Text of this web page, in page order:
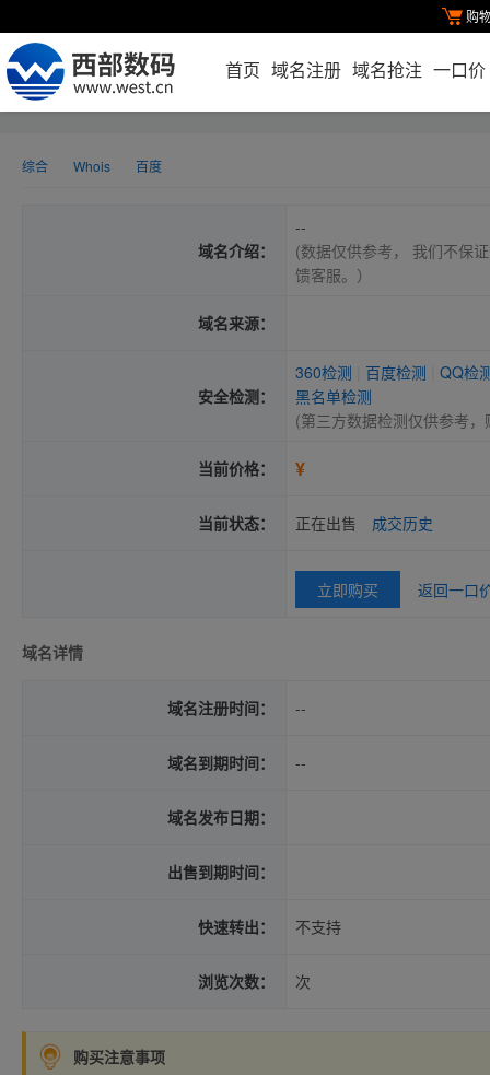
购
首页 域名注册 域名抢注 一口价
综合 Whois 百度
域名介绍：
--
(数据仅供参考， 我们不保
馈客服。）
域名来源：
安全检测：
360检测 百度检测
QQ检
黑名单检测
(第三方数据检测仅供参考
当前价格： ¥
当前状态： 正在出售 成交历史
立即购买 返回一口
域名详情
域名注册时间： --
域名到期时间： --
域名发布日期：
出售到期时间：
快速转出： 不支持
浏览次数： 次
购买注意事项